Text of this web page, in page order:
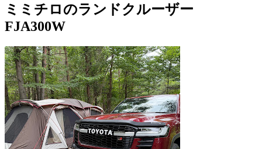
ミミチロのランドクルーザー
FJA300W